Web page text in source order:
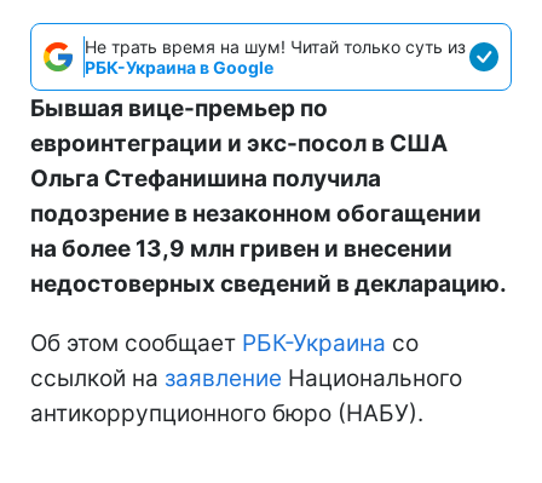
Не трать время на шум! Читай только суть из
РБК-Украина в Google
Бывшая вице-премьер по
евроинтеграции и экс-посол в США
Ольга Стефанишина получила
подозрение в незаконном обогащении
на более 13,9 млн гривен и внесении
недостоверных сведений в декларацию.
Об этом сообщает РБК-Украина со
ссылкой на заявление Национального
антикоррупционного бюро (НАБУ).